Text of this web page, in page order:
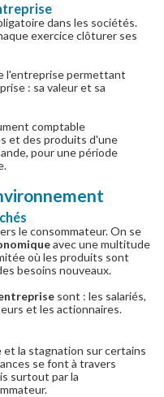
dans les sociétés.
exercice clôturer ses
l'entreprise permettant
: sa valeur et sa
comptable
et des produits d'une
pour une période
le consommateur. On se
avec une multitude
où les produits sont
besoins nouveaux.
sont : les salariés,
et les actionnaires.
la stagnation sur certains
se font à travers
surtout par la